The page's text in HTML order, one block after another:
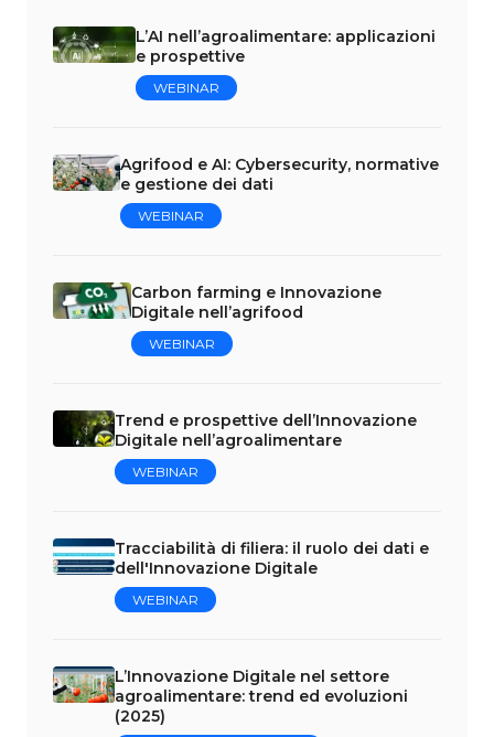
L’AI nell’agroalimentare: applicazioni
e prospettive
WEBINAR
Agrifood e AI: Cybersecurity, normative
e gestione dei dati
WEBINAR
Carbon farming e Innovazione
Digitale nell’agrifood
WEBINAR
Trend e prospettive dell’Innovazione
Digitale nell’agroalimentare
WEBINAR
Tracciabilità di filiera: il ruolo dei dati e
dell'Innovazione Digitale
WEBINAR
L’Innovazione Digitale nel settore
agroalimentare: trend ed evoluzioni
(2025)